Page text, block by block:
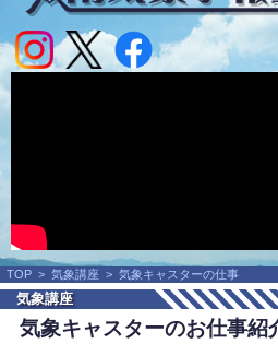
TOP > 気象講座 > 気象キャスターの仕事
気象講座
気象キャスターのお仕事紹